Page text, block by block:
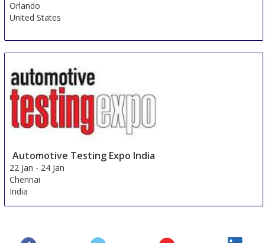
Orlando
United States
Automotive Testing Expo India
22 Jan - 24 Jan
Chennai
India